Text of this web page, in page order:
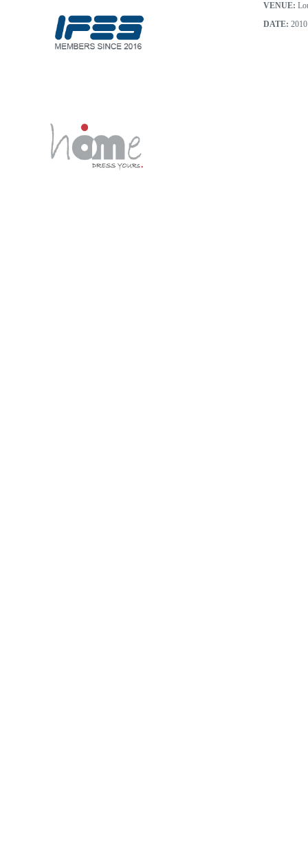
VENUE:
DATE: 2010